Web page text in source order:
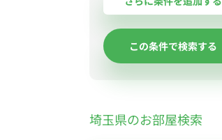
この条件で検索する
埼玉県のお部屋検索